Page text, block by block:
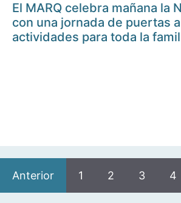
El MARQ celebra mañana la
con una jornada de puertas
actividades para toda la
Anterior 1 2 3 4